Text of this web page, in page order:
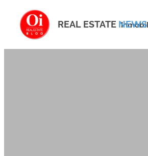
REAL ESTATE NEWS